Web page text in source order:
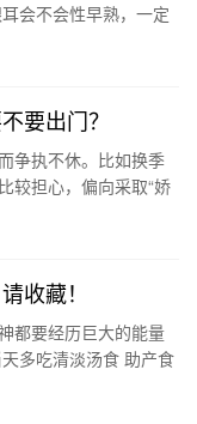
会不会性早熟，一定
要出门？
争执不休。比如换季
较担心，偏向采取“娇
收藏！
都要经历巨大的能量
多吃清淡汤食 助产食